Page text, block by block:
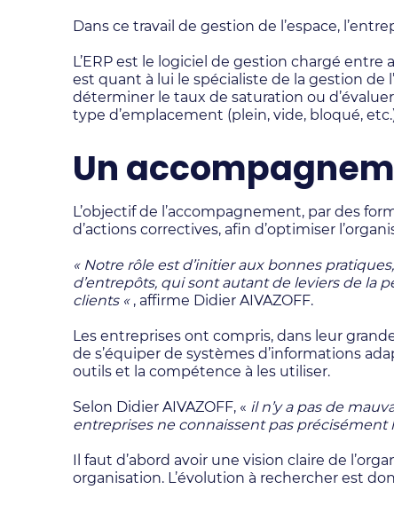
Dans ce travail de gestion de l’espace,
L’ERP est le logiciel de gestion chargé
est quant à lui le spécialiste de la gestion
déterminer le taux de saturation ou
type d’emplacement (plein, vide, bloqué,
Un
L’objectif de l’accompagnement, par des
d’actions correctives, afin d’optimiser
« Notre rôle est d’initier aux bonnes
d’entrepôts, qui sont autant de leviers de la
clients « , affirme Didier AIVAZOFF.
Les entreprises ont compris, dans leur
de s’équiper de systèmes d’informations
outils et la compétence à les utiliser.
Selon Didier AIVAZOFF, « il n’y a pas de
entreprises ne connaissent pas précisément
Il faut d’abord avoir une vision claire de
organisation. L’évolution à rechercher est